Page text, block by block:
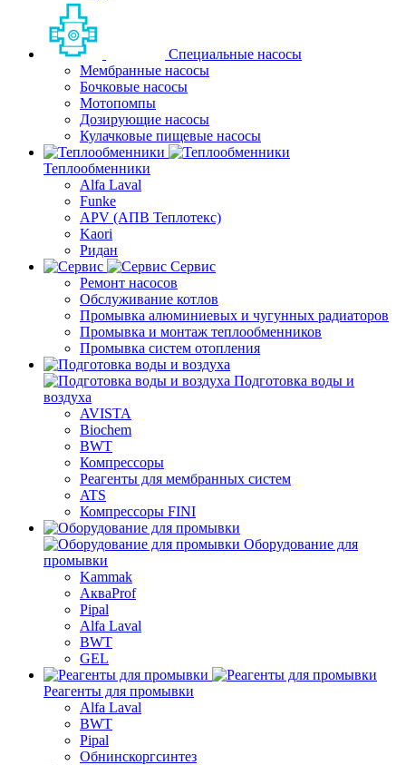
Специальные насосы
Мембранные насосы
Бочковые насосы
Мотопомпы
Дозирующие насосы
Кулачковые пищевые насосы
Теплообменники
Alfa Laval
Funke
APV (АПВ Теплотекс)
Kaori
Ридан
Сервис
Ремонт насосов
Обслуживание котлов
Промывка алюминиевых и чугунных радиаторов
Промывка и монтаж теплообменников
Промывка систем отопления
Подготовка воды и
воздуха
AVISTA
Biochem
BWT
Компрессоры
Реагенты для мембранных систем
ATS
Компрессоры FINI
Оборудование для
промывки
Kammak
АкваProf
Pipal
Alfa Laval
BWT
GEL
Реагенты для промывки
Alfa Laval
BWT
Pipal
Обнинскоргсинтез